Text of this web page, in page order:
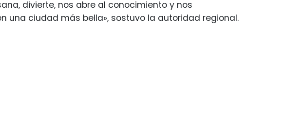
divierte, nos abre al conocimiento y nos
una ciudad más bella», sostuvo la autoridad regional.